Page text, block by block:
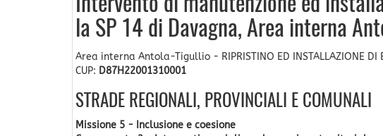
Intervento di manutenzione ed
la SP 14 di Davagna, Area interna
Area interna Antola-Tigullio - RIPRISTINO ED INSTALLAZIONE DI
CUP: D87H22001310001
STRADE REGIONALI, PROVINCIALI E COMUNALI
Missione 5 - Inclusione e coesione